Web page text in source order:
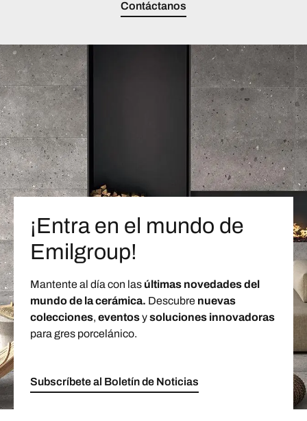
Contáctanos
¡Entra en el mundo de
Emilgroup!
Mantente al día con las últimas novedades del
mundo de la cerámica. Descubre nuevas
colecciones, eventosysoluciones innovadoras
para gres porcelánico.
Subscríbete al Boletín de Noticias